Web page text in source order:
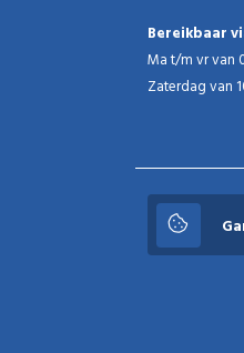
Bereikbaar
Ma t/m vr van
Zaterdag van
© 2026